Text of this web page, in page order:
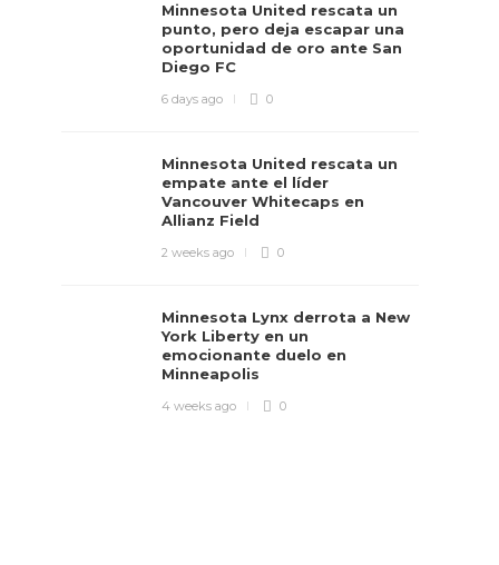
Minnesota United rescata un
punto, pero deja escapar una
oportunidad de oro ante San
Diego FC
6 days ago 0
Minnesota United rescata un
empate ante el líder
Vancouver Whitecaps en
Allianz Field
2 weeks ago 0
Minnesota Lynx derrota a New
York Liberty en un
emocionante duelo en
Minneapolis
4 weeks ago 0